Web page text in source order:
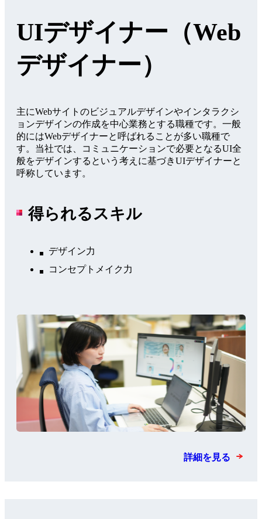
UIデザイナー（Web
デザイナー）
主にWebサイトのビジュアルデザインやインタラクシ
ョンデザインの作成を中心業務とする職種です。一般
的にはWebデザイナーと呼ばれることが多い職種で
す。当社では、コミュニケーションで必要となるUI全
般をデザインするという考えに基づきUIデザイナーと
呼称しています。
得られるスキル
デザイン力
コンセプトメイク力
詳細を見る